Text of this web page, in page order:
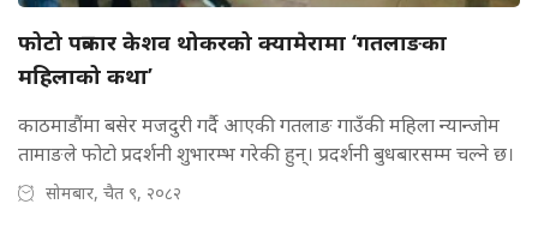
फोटो पत्रकार केशव थोकरको क्यामेरामा ‘गतलाङका
महिलाको कथा’
काठमाडौंमा बसेर मजदुरी गर्दै आएकी गतलाङ गाउँकी महिला न्यान्जोम
तामाङले फोटो प्रदर्शनी शुभारम्भ गरेकी हुन्। प्रदर्शनी बुधबारसम्म चल्ने छ।
सोमबार, चैत ९, २०८२